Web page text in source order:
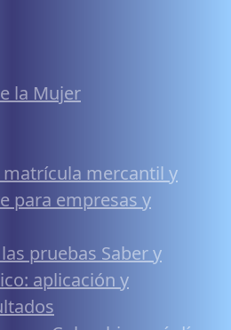
la Mujer
mercantil y
para empresas y
pruebas Saber y
aplicación y